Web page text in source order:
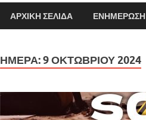
ΑΡΧΙΚΗ ΣΕΛΙΔΑ ΕΝΗΜΕΡΩΣΗ
ΗΜΈΡΑ:9 ΟΚΤΩΒΡΊΟΥ 2024